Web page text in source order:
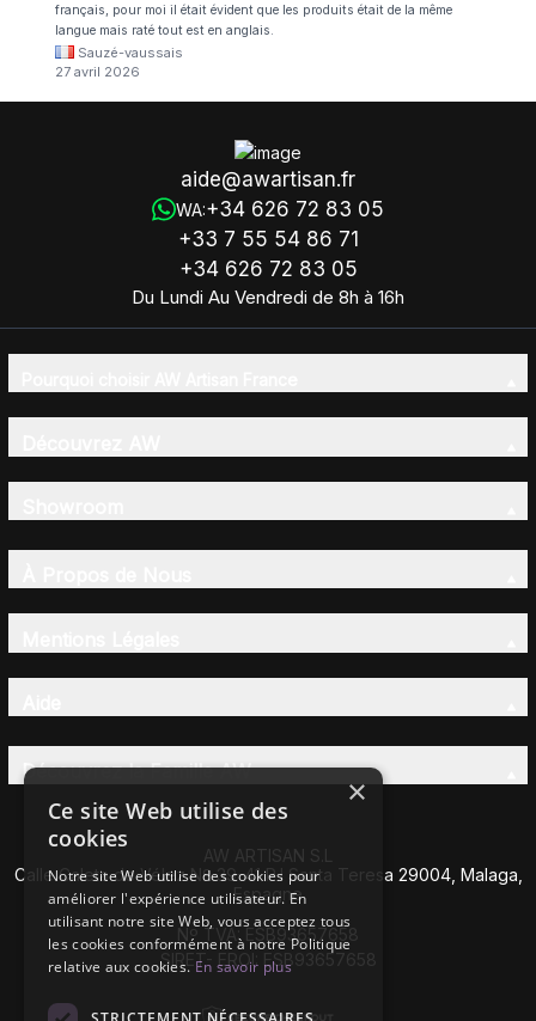
français, pour moi il était évident que les produits était de la même
langue mais raté tout est en anglais.
Sauzé-vaussais
27 avril 2026
aide@awartisan.fr
WA:+34 626 72 83 05
+33 7 55 54 86 71
+34 626 72 83 05
Du Lundi Au Vendredi de 8h à 16h
Découvrez la Famille AW
AW ARTISAN S.L
Calle Caleta de Vélez Nº 39-41 P.I Santa Teresa 29004, Malaga,
Espagne
Nº TVA: ESB93657658
SIRET- EROI: ESB93657658
×
Ce site Web utilise des
cookies
Notre site Web utilise des cookies pour
améliorer l'expérience utilisateur. En
utilisant notre site Web, vous acceptez tous
les cookies conformément à notre Politique
relative aux cookies.En savoir plus